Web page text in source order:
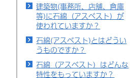
建築物(事務所、店舗、倉庫
等)に石綿（アスベスト）が
使われていますか？
石綿(アスベスト)とはどうい
うものですか？
石綿（アスベスト）はどんな
特性をもっていますか？